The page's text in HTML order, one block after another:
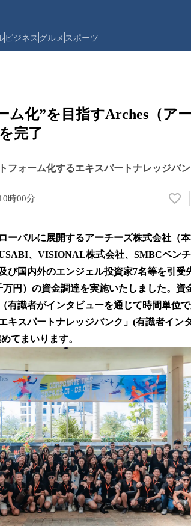
ビジネス グルメ スポーツ
ム化”を目指すArches（ア
完了
フォーム化するエキスパートナレッジバ
時00分
い
！
数
を
み
込
み
す
バルに展開するアーチーズ株式会社（本
、VISIONAL株式会社、SMBCベン
び国内外のエンジェル投資家7名等を引受
円）の資金調達を実施いたしました。資
有識者がインタビューを通じて時間単位
キスパートナレッジバンク」(有識者イン
てまいります。